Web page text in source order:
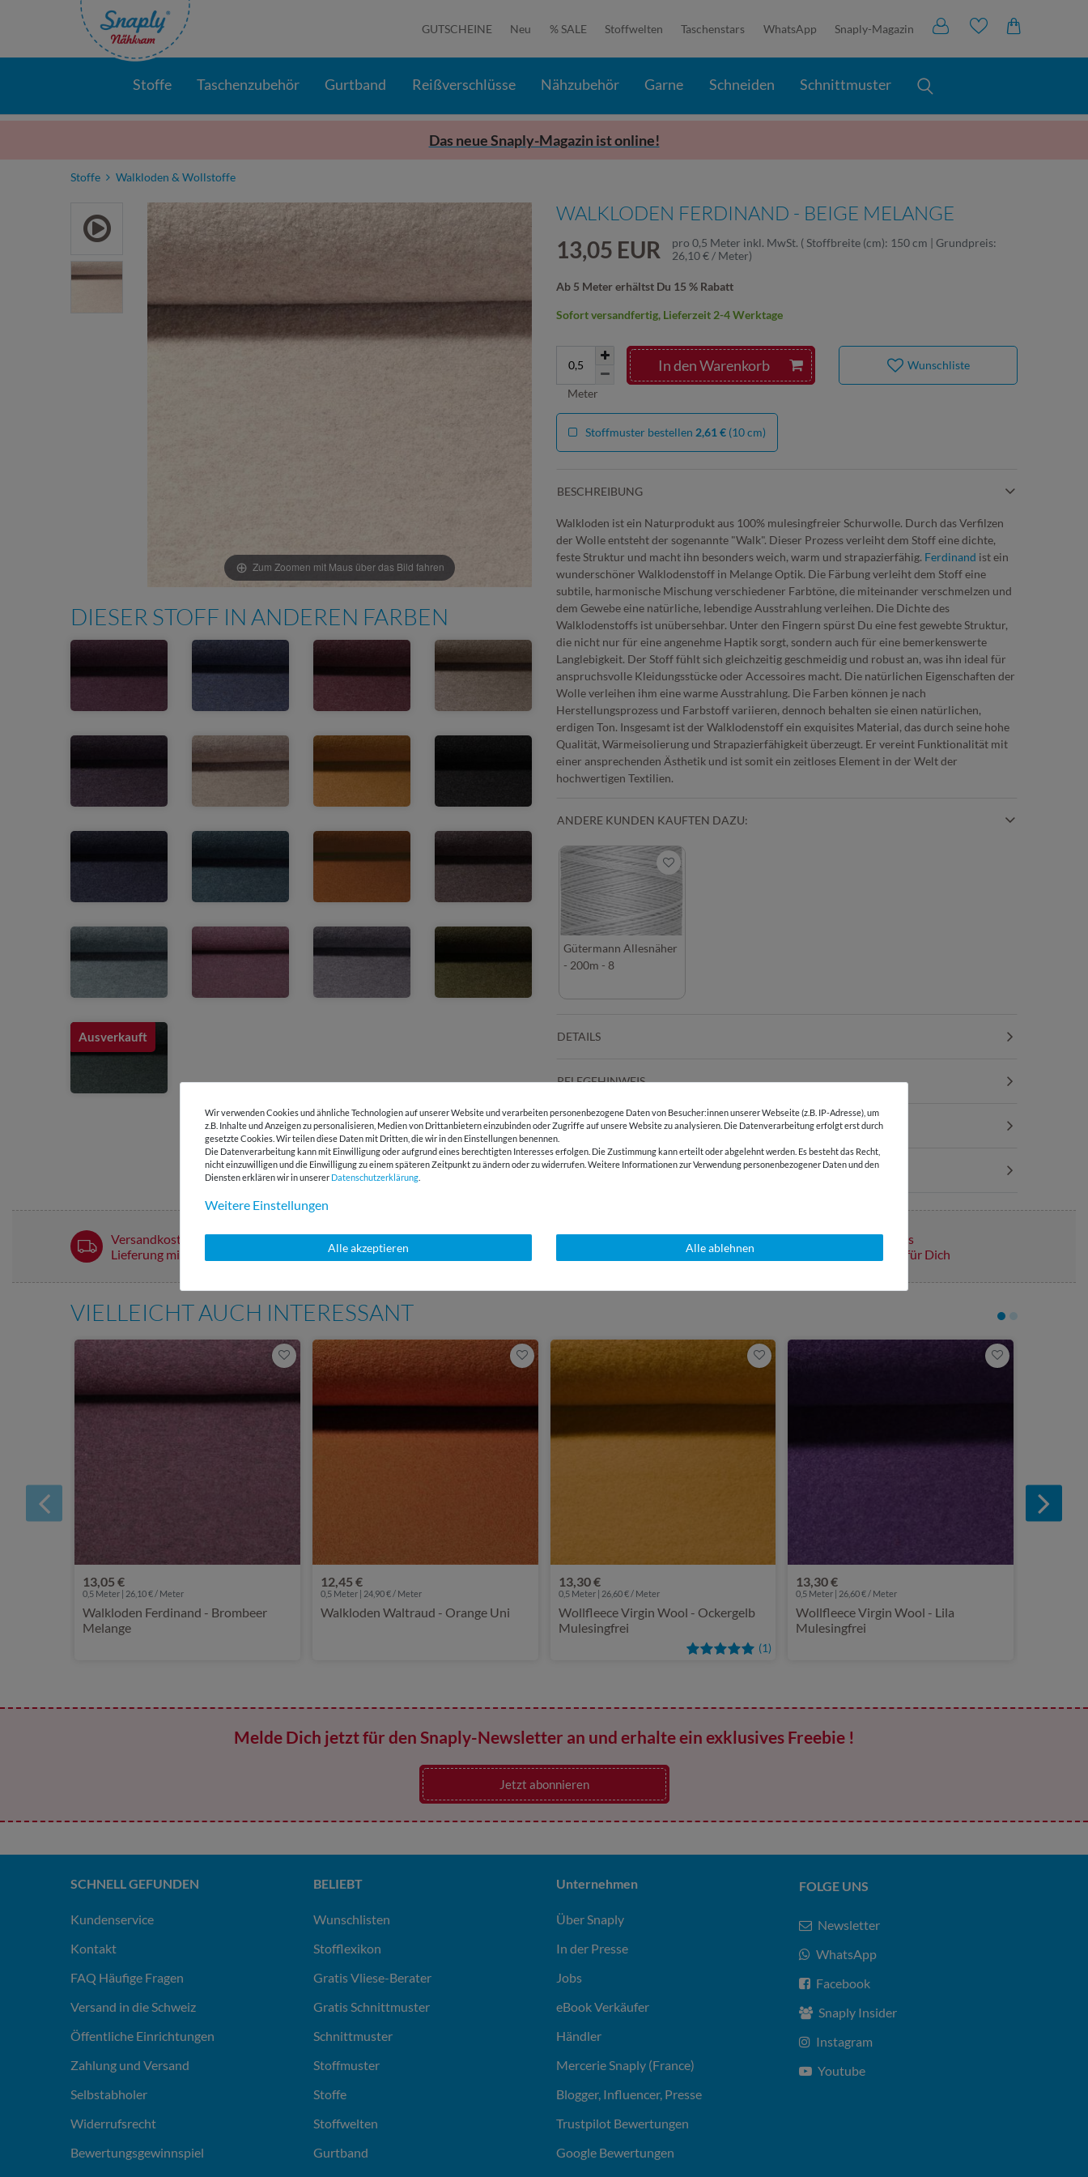
GUTSCHEINE Neu % SALE Stoffwelten Taschenstars WhatsApp Snaply-Magazin
Stoffe Taschenzubehör Gurtband Reißverschlüsse Nähzubehör Garne Schneiden Schnittmuster
Das neue Snaply-Magazin ist online!
Stoffe Walkloden & Wollstoffe
Zum Zoomen mit Maus über das Bild fahren
DIESER STOFF IN ANDEREN FARBEN
Ausverkauft
WALKLODEN FERDINAND - BEIGE MELANGE
13,05 EUR pro 0,5 Meter inkl. MwSt. ( Stoffbreite (cm): 150 cm | Grundpreis:
26,10 € / Meter)
Ab 5 Meter erhältst Du 15 % Rabatt
In den Warenkorb
Meter
Sofort versandfertig, Lieferzeit 2-4 Werktage
Wunschliste
Stoffmuster bestellen 2,61 € (10 cm)
BESCHREIBUNG
Walkloden ist ein Naturprodukt aus 100% mulesingfreier Schurwolle. Durch das Verfilzen
der Wolle entsteht der sogenannte "Walk". Dieser Prozess verleiht dem Stoff eine dichte,
feste Struktur und macht ihn besonders weich, warm und strapazierfähig. Ferdinand ist ein
wunderschöner Walklodenstoff in Melange Optik. Die Färbung verleiht dem Stoff eine
subtile, harmonische Mischung verschiedener Farbtöne, die miteinander verschmelzen und
dem Gewebe eine natürliche, lebendige Ausstrahlung verleihen. Die Dichte des
Walklodenstoffs ist unübersehbar. Unter den Fingern spürst Du eine fest gewebte Struktur,
die nicht nur für eine angenehme Haptik sorgt, sondern auch für eine bemerkenswerte
Langlebigkeit. Der Stoff fühlt sich gleichzeitig geschmeidig und robust an, was ihn ideal für
anspruchsvolle Kleidungsstücke oder Accessoires macht. Die natürlichen Eigenschaften der
Wolle verleihen ihm eine warme Ausstrahlung. Die Farben können je nach
Herstellungsprozess und Farbstoff variieren, dennoch behalten sie einen natürlichen,
erdigen Ton. Insgesamt ist der Walklodenstoff ein exquisites Material, das durch seine hohe
Qualität, Wärmeisolierung und Strapazierfähigkeit überzeugt. Er vereint Funktionalität mit
einer ansprechenden Ästhetik und ist somit ein zeitloses Element in der Welt der
hochwertigen Textilien.
ANDERE KUNDEN KAUFTEN DAZU:
Gütermann Allesnäher
- 200m - 8
DETAILS
PFLEGEHINWEIS
BEWERTUNGEN
HERSTELLERINFORMATIONEN
Versandkostenfrei ab 60 € -
Lieferung mit DHL
E-Mail Kundenservice
Antwort in 24h
Über 98% positive
Über 110 Gratis
Schnittmuster für Dich
VIELLEICHT AUCH INTERESSANT
13,05 €
0,5 Meter | 26,10 € / Meter
Walkloden Ferdinand - Brombeer
Melange
12,45 €
0,5 Meter | 24,90 € / Meter
Walkloden Waltraud - Orange Uni
(1)
13,30 €
0,5 Meter | 26,60 € / Meter
Wollfleece Virgin Wool - Ockergelb
Mulesingfrei
13,30 €
0,5 Meter | 26,60 € / Meter
Wollfleece Virgin Wool - Lila
Mulesingfrei
Melde Dich jetzt für den Snaply-Newsletter an und erhalte ein exklusives Freebie !
Jetzt abonnieren
Wir verwenden Cookies und ähnliche Technologien auf unserer Website und verarbeiten personenbezogene Daten von Besucher:innen unserer Webseite (z.B. IP-Adresse), um
z.B. Inhalte und Anzeigen zu personalisieren, Medien von Drittanbietern einzubinden oder Zugriffe auf unsere Website zu analysieren. Die Datenverarbeitung erfolgt erst durch
gesetzte Cookies. Wir teilen diese Daten mit Dritten, die wir in den Einstellungen benennen.
Die Datenverarbeitung kann mit Einwilligung oder aufgrund eines berechtigten Interesses erfolgen. Die Zustimmung kann erteilt oder abgelehnt werden. Es besteht das Recht,
nicht einzuwilligen und die Einwilligung zu einem späteren Zeitpunkt zu ändern oder zu widerrufen. Weitere Informationen zur Verwendung personenbezogener Daten und den
Diensten erklären wir in unserer Daten­schutz­erklärung
Weitere Einstellungen
Alle akzeptieren Alle ablehnen
SCHNELL GEFUNDEN
Kundenservice
Kontakt
FAQ Häufige Fragen
Versand in die Schweiz
Öffentliche Einrichtungen
Zahlung und Versand
Selbstabholer
Widerrufsrecht
Bewertungsgewinnspiel
BELIEBT
Wunschlisten
Stofflexikon
Gratis Vliese-Berater
Gratis Schnittmuster
Schnittmuster
Stoffmuster
Stoffe
Stoffwelten
Gurtband
Unternehmen
Über Snaply
In der Presse
Jobs
eBook Verkäufer
Händler
Mercerie Snaply (France)
Blogger, Influencer, Presse
Trustpilot Bewertungen
Google Bewertungen
FOLGE UNS
Newsletter
WhatsApp
Facebook
Snaply Insider
Instagram
Youtube